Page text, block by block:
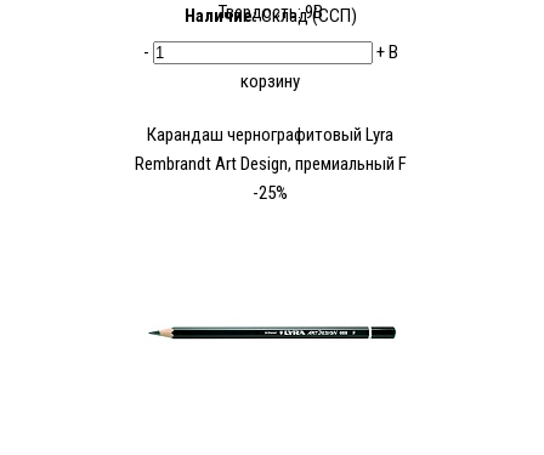
Твердость: 9В
Наличие:Склад (ССП)
-
+В
корзину
Карандаш чернографитовый Lyra
Rembrandt Art Design, премиальный F
-25%